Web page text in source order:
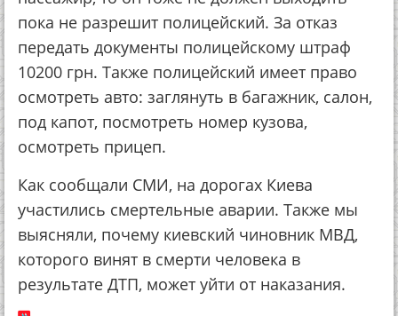
пока не разрешит полицейский. За отказ
передать документы полицейскому штраф
10200 грн. Также полицейский имеет право
осмотреть авто: заглянуть в багажник, салон,
под капот, посмотреть номер кузова,
осмотреть прицеп.
Как сообщали СМИ, на дорогах Киева
участились смертельные аварии. Также мы
выясняли, почему киевский чиновник МВД,
которого винят в смерти человека в
результате ДТП, может уйти от наказания.